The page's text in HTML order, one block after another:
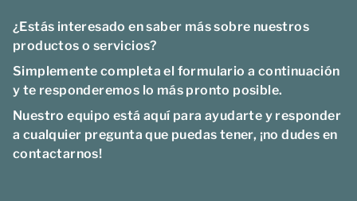
¿Estás interesado en saber más sobre nuestros
productos o servicios?
Simplemente completa el formulario a continuación
y te responderemos lo más pronto posible.
Nuestro equipo está aquí para ayudarte y responder
a cualquier pregunta que puedas tener, ¡no dudes en
contactarnos!